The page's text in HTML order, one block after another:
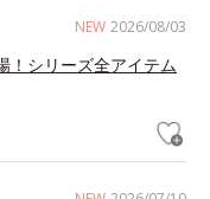
NEW 2026/08/03
！シリーズ全アイテム